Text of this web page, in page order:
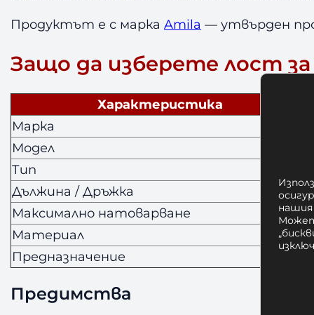
Продуктът е с маркаAmila — утвърден
Защо да изберете лост
Характеристика
Марка
Модел
Тип
Дължина / Дръжка
Максимално натоварване
Материал
Предназначение
Предимства